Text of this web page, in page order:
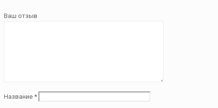
Ваш отзыв
Название *